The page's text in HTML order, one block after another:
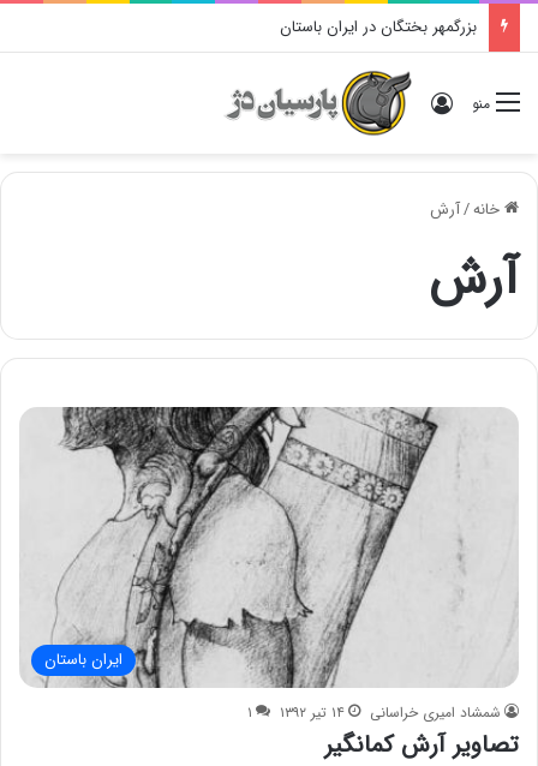
بزرگمهر بختگان در ایران باستان
منو ورود
خانه/آرش
آرش
ایران باستان
شمشاد امیری خراسانی ۱۴ تیر ۱۳۹۲ ۱
تصاویر آرش کمانگیر